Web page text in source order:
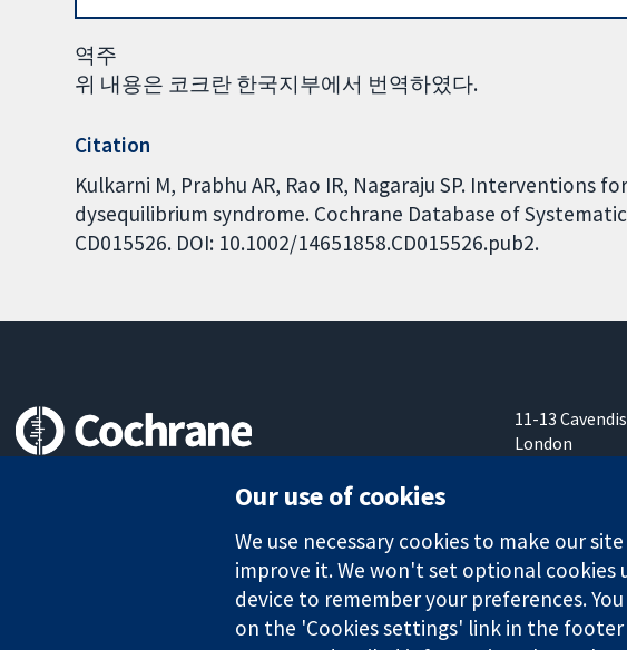
역주
위 내용은 코크란 한국지부에서 번역하였다.
Citation
Kulkarni M, Prabhu AR, Rao IR, Nagaraju SP. Interventions
dysequilibrium syndrome. Cochrane Database of Systematic
CD015526. DOI: 10.1002/14651858.CD015526.pub2.
11-13
London
The Cochrane Collaboration is a charity (no. 1045921) and a company limited by
Our use of cookies
We use necessary cookies to make our
improve it. We won't set optional cookies
device to remember your preferences.
on the 'Cookies settings' link in the footer